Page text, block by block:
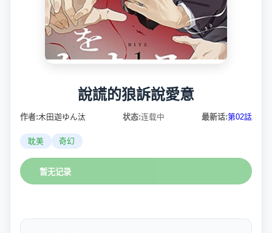
說謊的狼訴說愛意
作者:木田迦ゆん汰 状态:连载中 最新话:第02話
耽美 奇幻
暂无记录